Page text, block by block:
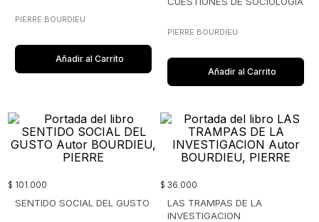
PIERRE BOURDIEU
Añadir al Carrito
PIERRE BOURDIEU
Añadir al Carrito
$ 101.000
SENTIDO SOCIAL DEL GUSTO
$ 36.000
LAS TRAMPAS DE LA
INVESTIGACION